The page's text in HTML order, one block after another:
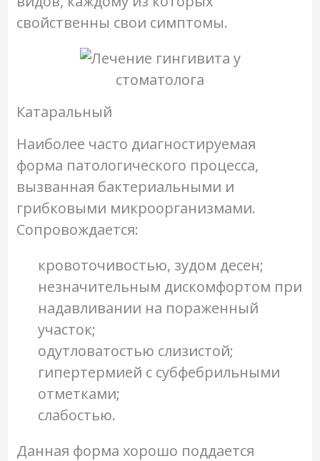
свойственны свои симптомы.
Катаральный
Наиболее часто диагностируемая
форма патологического процесса,
вызванная бактериальными и
грибковыми микроорганизмами.
Сопровождается:
кровоточивостью, зудом десен;
незначительным дискомфортом при
надавливании на пораженный
участок;
одутловатостью слизистой;
гипертермией с субфебрильными
отметками;
слабостью.
Данная форма хорошо поддается